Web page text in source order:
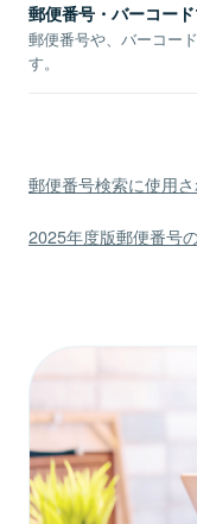
郵便番号・バーコー
郵便番号や、バーコー
す。
郵便番号検索に使用
2025年度版郵便番号